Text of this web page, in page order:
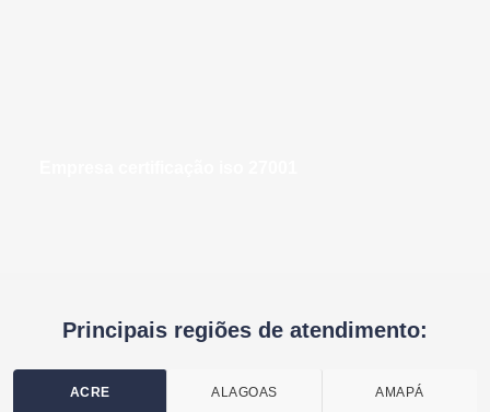
Principais regiões de atendimento:
ACRE ALAGOAS AMAPÁ